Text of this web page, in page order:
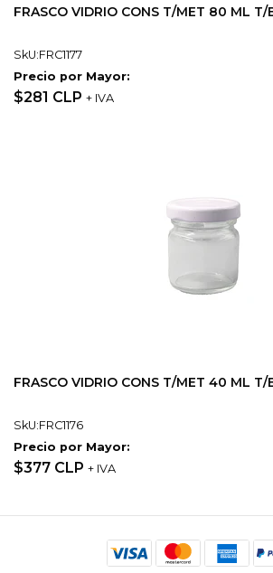
FRASCO VIDRIO CONS T/MET 80 ML T/
SkU:FRC1177
Precio por Mayor:
$281 CLP + IVA
FRASCO VIDRIO CONS T/MET 40 ML T/
SkU:FRC1176
Precio por Mayor:
$377 CLP + IVA